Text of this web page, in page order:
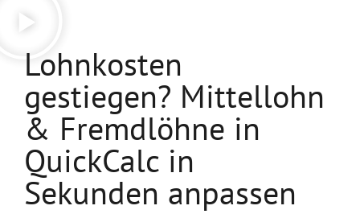
Lohnkosten
gestiegen? Mittellohn
& Fremdlöhne in
QuickCalc in
Sekunden anpassen